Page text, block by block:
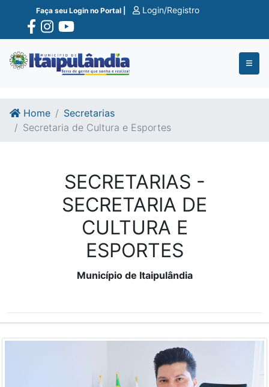
Ir para o conte�do
Ir para o fim do conte�do
Faça seu Login no Portal | Login/Registro
Home
Secretarias
Secretaria de Cultura e Esportes
SECRETARIAS -
SECRETARIA DE
CULTURA E
ESPORTES
Município de Itaipulândia